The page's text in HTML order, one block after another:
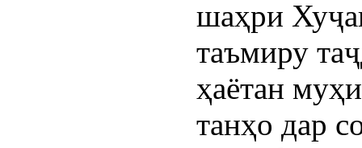
шаҳри
таъмиру
ҳаётан
танҳо дар